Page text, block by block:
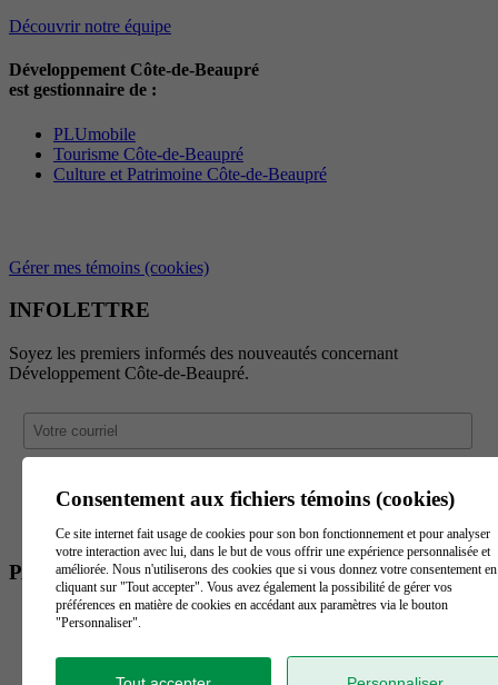
Découvrir notre équipe
Développement Côte-de-Beaupré
est gestionnaire de :
PLUmobile
Tourisme Côte-de-Beaupré
Culture et Patrimoine Côte-de-Beaupré
Gérer mes témoins (cookies)
INFOLETTRE
Soyez les premiers informés des nouveautés concernant
Développement Côte-de-Beaupré.
PARTENAIRES
Consentement aux fichiers témoins (cookies)
Ce site internet fait usage de cookies pour son bon fonctionnement et pour analyser
votre interaction avec lui, dans le but de vous offrir une expérience personnalisée et
améliorée. Nous n'utiliserons des cookies que si vous donnez votre consentement en
cliquant sur "Tout accepter". Vous avez également la possibilité de gérer vos
préférences en matière de cookies en accédant aux paramètres via le bouton
"Personnaliser".